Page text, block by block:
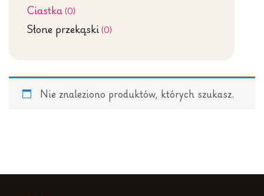
Ciastka(0)
Słone przekąski(0)
Nie znaleziono produktów, których szukasz.